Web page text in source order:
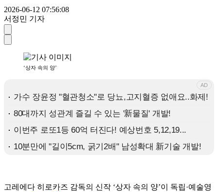
2026-06-12 07:56:08
서정민 기자
‘상자 속의 양’
고레에다 히로카즈 감독의 신작 ‘상자 속의 양’이 독립·예술영